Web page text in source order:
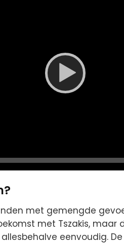
met gemengde
met Tszakis, maar
eenvoudig.